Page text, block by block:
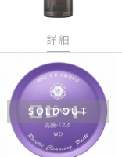
詳細
SOLDOUT